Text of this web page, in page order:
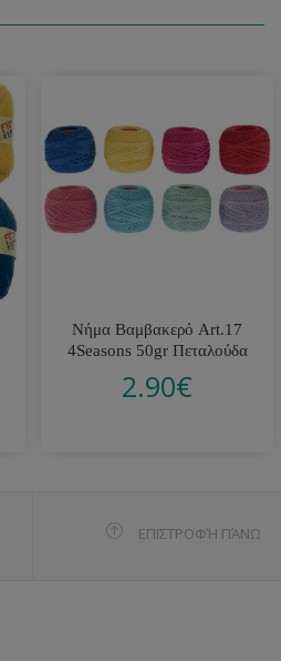
Νήμα Βαμβακερό Art.17
4Seasons 50gr Πεταλούδα
2.90€
ΕΠΙΣΤΡΟΦΉ ΠΆΝΩ